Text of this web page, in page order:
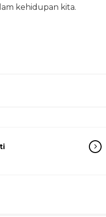
kehidupan kita.